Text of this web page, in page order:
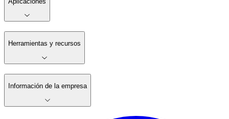
Herramientas y recursos
Información de la empresa